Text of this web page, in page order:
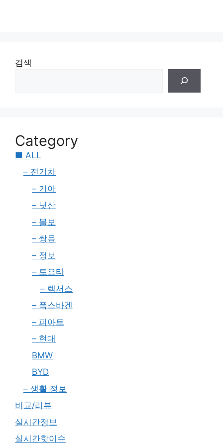
검색
Category
■ ALL
– 전기차
– 기아
– 닛산
– 볼보
– 쌍용
– 정보
– 토요타
– 렉서스
– 폭스바겐
– 피아트
– 현대
BMW
BYD
– 생활 정보
비교/리뷰
실시간정보
실시간핫이슈